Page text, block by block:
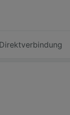
Direktverbindung